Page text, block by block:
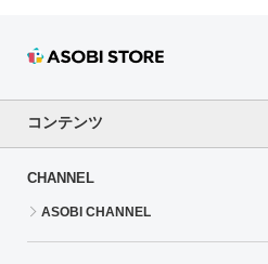
コンテンツ
CHANNEL
ASOBI CHANNEL